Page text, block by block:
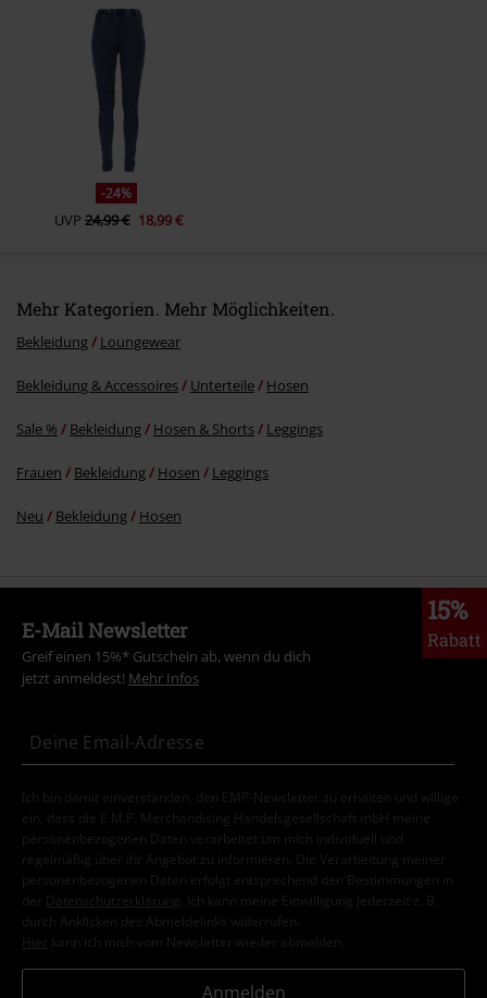
Kommentar jetzt abschicken!
-24%
UVP 24,99 € 18,99 €
Mehr Kategorien. Mehr Möglichkeiten.
Bekleidung Loungewear
Bekleidung & Accessoires Unterteile Hosen
Sale % Bekleidung Hosen & Shorts Leggings
Frauen Bekleidung Hosen Leggings
Neu Bekleidung Hosen
15%
Rabatt
E-Mail Newsletter
Greif einen 15%* Gutschein ab, wenn du dich
jetzt anmeldest! Mehr Infos
Ich bin damit einverstanden, den EMP-Newsletter zu erhalten und willige
ein, dass die E.M.P. Merchandising Handelsgesellschaft mbH meine
personenbezogenen Daten verarbeitet um mich individuell und
regelmäßig über ihr Angebot zu informieren. Die Verarbeitung meiner
personenbezogenen Daten erfolgt entsprechend den Bestimmungen in
der
Datenschutzerklärung
. Ich kann meine Einwilligung jederzeit z. B.
durch Anklicken des Abmeldelinks widerrufen.
Hier kann ich mich vom Newsletter wieder abmelden.
Anmelden